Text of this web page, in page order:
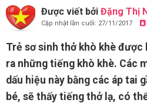
Được viết bởi Đặng Thị
Cập nhật lần cuối: 27/11/2017
Trẻ sơ sinh thở khò khè được
ra những tiếng khò khè. Các
dấu hiệu này bằng các áp tai
bé, sẽ thấy tiếng thở lạ, có